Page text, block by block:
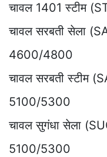
चावल 1401 स्टीम
चावल सरबती सेला
4600/4800
चावल सरबती स्टीम
5100/5300
चावल सुगंधा सेला
5100/5300